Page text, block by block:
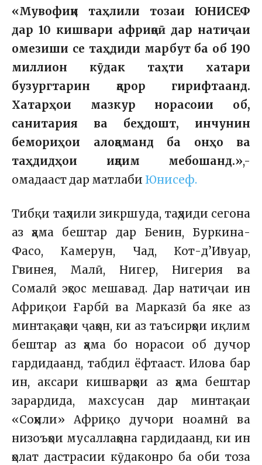
«Мувофиқи таҳлили тозаи ЮНИСЕФ
дар 10 кишвари африқоӣ дар натиҷаи
омезиши се таҳдиди марбут ба об 190
миллион кӯдак таҳти хатари
бузургтарин қарор гирифтаанд.
Хатарҳои мазкур норасоии об,
санитария ва беҳдошт, инчунин
бемориҳои алоқаманд ба онҳо ва
таҳдидҳои иқлим мебошанд.»,-
омадааст дар матлаби Юнисеф.
Тибқи таҳлили зикршуда, таҳдиди сегона
аз ҳама бештар дар Бенин, Буркина-
Фасо, Камерун, Чад, Кот-д’Ивуар,
Гвинея, Малӣ, Нигер, Нигерия ва
Сомалӣ эҳсос мешавад. Дар натиҷаи ин
Африқои Ғарбӣ ва Марказӣ ба яке аз
минтақаҳои ҷаҳон, ки аз таъсирҳои иқлим
бештар аз ҳама бо норасои об дучор
гардидаанд, табдил ёфтааст. Илова бар
ин, аксари кишварҳои аз ҳама бештар
зарардида, махсусан дар минтақаи
«Соҳили» Африқо дучори ноамнӣ ва
низоъҳои мусаллаҳона гардидаанд, ки ин
ҳолат дастрасии кӯдаконро ба оби тоза